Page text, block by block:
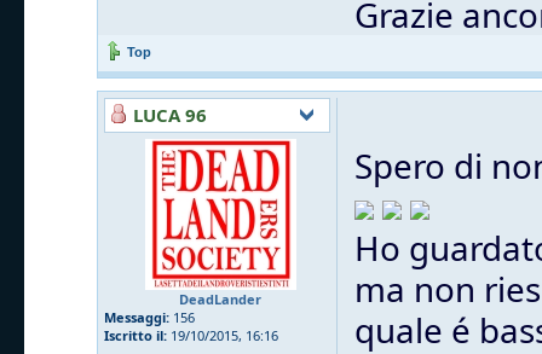
Grazie
Top
LUCA 96
DeadLander
Messaggi: 156
Iscritto il: 19/10/2015, 16:16
Spero di
Ho
ma non
quale é